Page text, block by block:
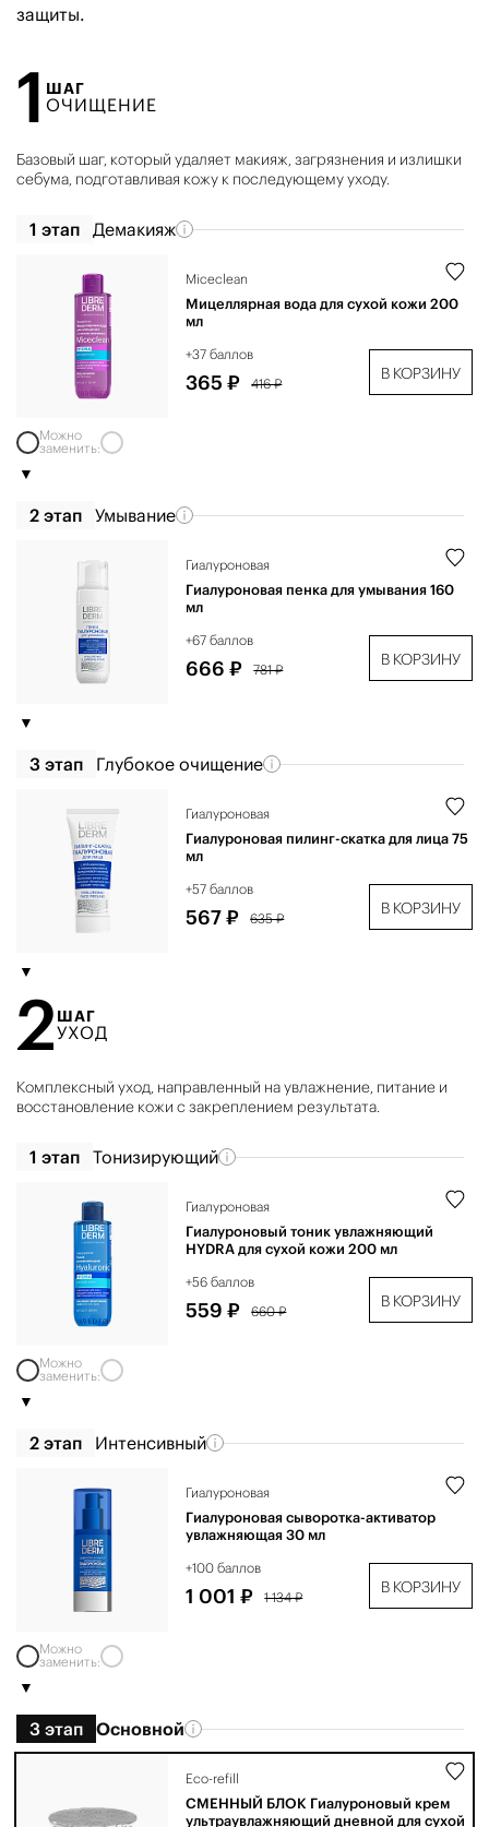
защиты.
1 ШАГ
ОЧИЩЕНИЕ
Базовый шаг, который удаляет макияж, загрязнения и излишки
себума, подготавливая кожу к последующему уходу.
1 этап Демакияж
Miceclean
Мицеллярная вода для сухой кожи 200
мл
+37 баллов
365 ₽ 416 ₽
В КОРЗИНУ
Можно
заменить:
2 этап Умывание
Гиалуроновая
Гиалуроновая пенка для умывания 160
мл
+67 баллов
666 ₽ 781 ₽
В КОРЗИНУ
3 этап Глубокое очищение
Гиалуроновая
Гиалуроновая пилинг-скатка для лица 75
мл
+57 баллов
567 ₽ 635 ₽
В КОРЗИНУ
2 ШАГ
УХОД
Комплексный уход, направленный на увлажнение, питание и
восстановление кожи с закреплением результата.
1 этап Тонизирующий
Гиалуроновая
Гиалуроновый тоник увлажняющий
HYDRA для сухой кожи 200 мл
+56 баллов
559 ₽ 660 ₽
В КОРЗИНУ
Можно
заменить:
2 этап Интенсивный
Гиалуроновая
Гиалуроновая сыворотка-активатор
увлажняющая 30 мл
+100 баллов
1 001 ₽ 1 134 ₽
В КОРЗИНУ
Можно
заменить:
3 этап Основной
Eco-refill
СМЕННЫЙ БЛОК Гиалуроновый крем
ультраувлажняющий дневной для сухой